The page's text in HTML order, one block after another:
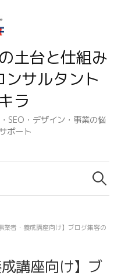
土台と仕組み
サルタント
ラ
SEO・デザイン・事業の悩
ポート
検
索:
業者・養成講座向け】ブログ集客の
講座向け】ブ